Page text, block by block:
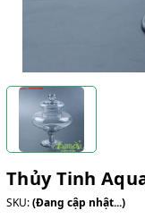
Thủy Tinh
SKU:(Đang cập nhật...)